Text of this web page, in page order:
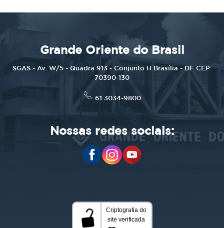
Grande Oriente do Brasil
SGAS - Av. W/5 - Quadra 913 - Conjunto H Brasília - DF CEP:
70390-130
61 3034-9800
Nossas redes sociais: